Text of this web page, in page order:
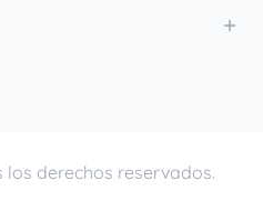
los derechos reservados.